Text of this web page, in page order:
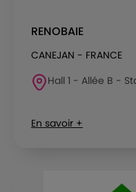
RENOBAIE
CANEJAN - FRANCE
Hall 1 - Allée B -
En savoir +